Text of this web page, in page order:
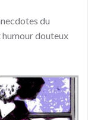
du
douteux